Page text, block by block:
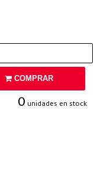
COMPRAR
0 unidades en stock